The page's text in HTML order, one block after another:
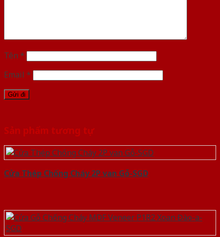
Tên *
Email *
Sản phẩm tương tự
Cửa Thép Chống Cháy 2P van Gỗ-SGD